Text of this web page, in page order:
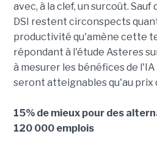
avec, à la clef, un surcoût. Sauf
DSI restent circonspects
productivité qu'amène cette
répondant à l'étude Asteres
à mesurer les bénéfices de
seront atteignables qu'au prix
15% de mieux pour des
120 000 emplois